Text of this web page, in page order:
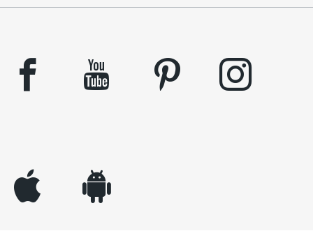
facebook youtube pinterest instagram
appleinc android